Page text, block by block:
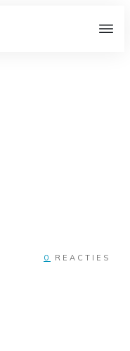
0 REACTIES